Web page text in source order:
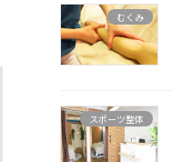
むくみ
スポーツ整体